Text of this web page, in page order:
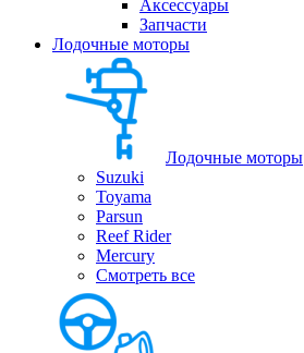
Аксессуары
Запчасти
Лодочные моторы
Лодочные моторы
Suzuki
Toyama
Parsun
Reef Rider
Mercury
Смотреть все